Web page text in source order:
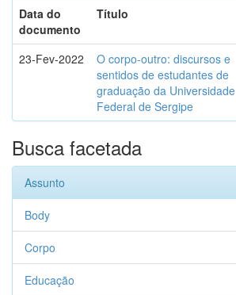
Data do
documento
Título
23-Fev-2022
O corpo-outro: discursos e
sentidos de estudantes de
graduação da Universidade
Federal de Sergipe
Busca facetada
Assunto
Body
Corpo
Educação